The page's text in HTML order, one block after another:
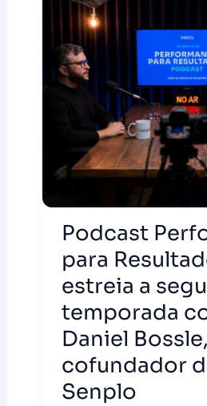
Podcast
para
estreia a
temporada
Daniel Bossle,
cofundador
Senplo